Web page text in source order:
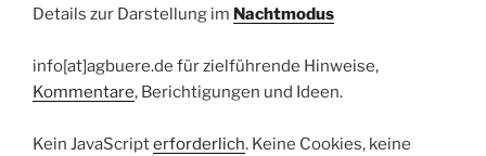
Details zur Darstellung im Nachtmodus
info[at]agbuere.de für zielführende Hinweise,
Kommentare, Berichtigungen und Ideen.
Kein JavaScripterforderlich. Keine Cookies, keine